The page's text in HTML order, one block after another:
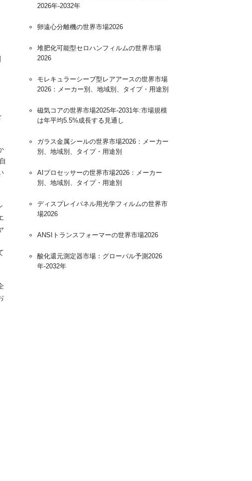
2026年-2032年
卵遠心分離機の世界市場2026
堆肥化可能型セロハンフィルムの世界市場
2026
モレキュラーシーブ型レアアースの世界市場
2026：メーカー別、地域別、タイプ・用途別
磁気コアの世界市場2025年-2031年:市場規模
は年平均5.5%成長する見通し
ガラス金属シールの世界市場2026：メーカー
別、地域別、タイプ・用途別
AIプロセッサーの世界市場2026：メーカー
別、地域別、タイプ・用途別
ディスプレイパネル用光学フィルムの世界市
場2026
ANSIトランスフォーマーの世界市場2026
酸化還元測定器市場：グローバル予測2026
年-2032年